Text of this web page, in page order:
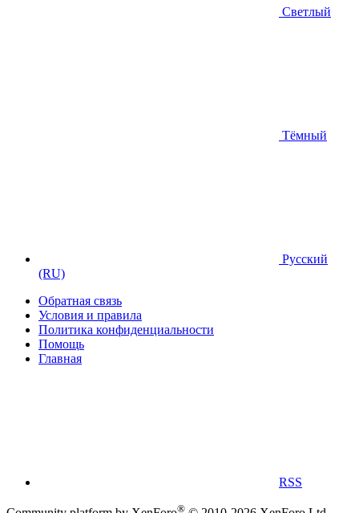
Светлый
Тёмный
Русский
(RU)
Обратная связь
Условия и правила
Политика конфиденциальности
Помощь
Главная
RSS
®